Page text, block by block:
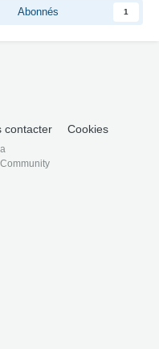
Abonnés 1
contacter Cookies